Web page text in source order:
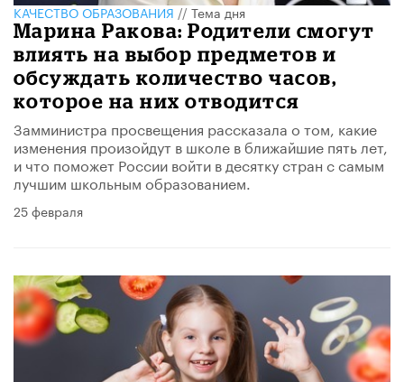
КАЧЕСТВО ОБРАЗОВАНИЯ//Тема дня
​Марина Ракова: Родители смогут
влиять на выбор предметов и
обсуждать количество часов,
которое на них отводится
Замминистра просвещения рассказала о том, какие
изменения произойдут в школе в ближайшие пять лет,
и что поможет России войти в десятку стран с самым
лучшим школьным образованием.
25 февраля